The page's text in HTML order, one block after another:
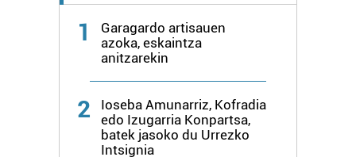
1
Garagardo artisauen
azoka, eskaintza
anitzarekin
2
Ioseba Amunarriz, Kofradia
edo Izugarria Konpartsa,
batek jasoko du Urrezko
Intsignia